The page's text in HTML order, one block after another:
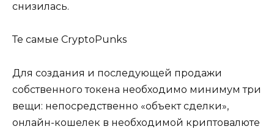
снизилась.
Те самые CryptoPunks
Для создания и последующей продажи
собственного токена необходимо минимум три
вещи: непосредственно «объект сделки»,
онлайн-кошелек в необходимой криптовалюте